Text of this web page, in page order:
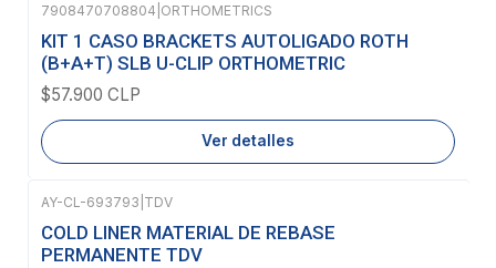
Agotado
7908470708804 ORTHOMETRICS
KIT 1 CASO BRACKETS AUTOLIGADO ROTH
(B+A+T) SLB U-CLIP ORTHOMETRIC
$57.900 CLP
Ver detalles
Agotado
AY-CL-693793 TDV
COLD LINER MATERIAL DE REBASE
PERMANENTE TDV